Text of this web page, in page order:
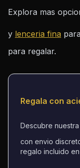
Explora mas
y lenceria fina
para regalar.
Regala con
Descubre
con envio
regalo incluido